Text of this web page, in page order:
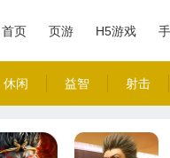
首页 页游 H5游戏
休闲 益智 射击